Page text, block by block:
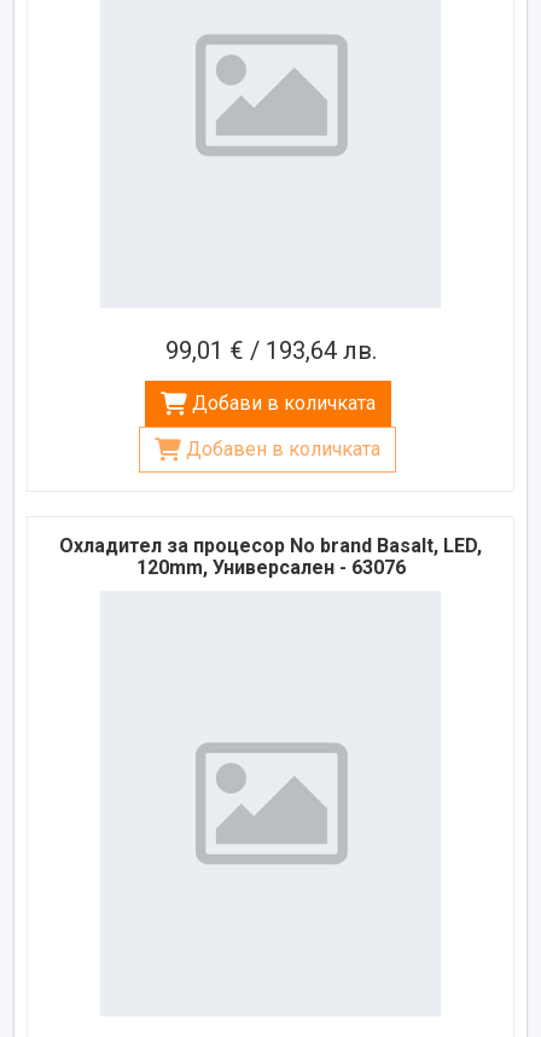
99,01 € / 193,64 лв.
Добави в количката
Добавен в количката
Охладител за процесор No brand Basalt, LED,
120mm, Универсален - 63076